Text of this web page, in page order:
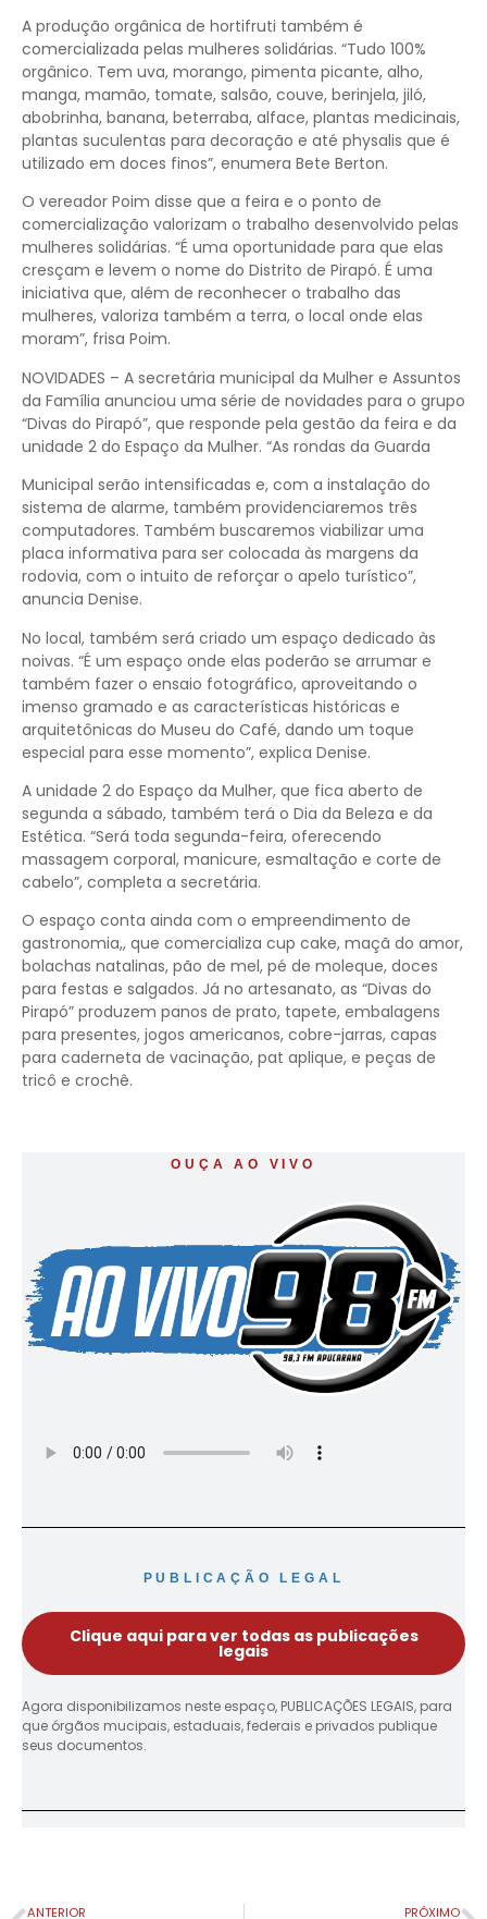
A produção orgânica de hortifruti também é
comercializada pelas mulheres solidárias. “Tudo 100%
orgânico. Tem uva, morango, pimenta picante, alho,
manga, mamão, tomate, salsão, couve, berinjela, jiló,
abobrinha, banana, beterraba, alface, plantas medicinais,
plantas suculentas para decoração e até physalis que é
utilizado em doces finos”, enumera Bete Berton.
O vereador Poim disse que a feira e o ponto de
comercialização valorizam o trabalho desenvolvido pelas
mulheres solidárias. “É uma oportunidade para que elas
cresçam e levem o nome do Distrito de Pirapó. É uma
iniciativa que, além de reconhecer o trabalho das
mulheres, valoriza também a terra, o local onde elas
moram”, frisa Poim.
NOVIDADES – A secretária municipal da Mulher e Assuntos
da Família anunciou uma série de novidades para o grupo
“Divas do Pirapó”, que responde pela gestão da feira e da
unidade 2 do Espaço da Mulher. “As rondas da Guarda
Municipal serão intensificadas e, com a instalação do
sistema de alarme, também providenciaremos três
computadores. Também buscaremos viabilizar uma
placa informativa para ser colocada às margens da
rodovia, com o intuito de reforçar o apelo turístico”,
anuncia Denise.
No local, também será criado um espaço dedicado às
noivas. “É um espaço onde elas poderão se arrumar e
também fazer o ensaio fotográfico, aproveitando o
imenso gramado e as características históricas e
arquitetônicas do Museu do Café, dando um toque
especial para esse momento”, explica Denise.
A unidade 2 do Espaço da Mulher, que fica aberto de
segunda a sábado, também terá o Dia da Beleza e da
Estética. “Será toda segunda-feira, oferecendo
massagem corporal, manicure, esmaltação e corte de
cabelo”, completa a secretária.
O espaço conta ainda com o empreendimento de
gastronomia,, que comercializa cup cake, maçã do amor,
bolachas natalinas, pão de mel, pé de moleque, doces
para festas e salgados. Já no artesanato, as “Divas do
Pirapó” produzem panos de prato, tapete, embalagens
para presentes, jogos americanos, cobre-jarras, capas
para caderneta de vacinação, pat aplique, e peças de
tricô e crochê.
OUÇA AO VIVO
PUBLICAÇÃO LEGAL
Clique aqui para ver todas as publicações
legais
Agora disponibilizamos neste espaço, PUBLICAÇÕES LEGAIS, para
que órgãos mucipais, estaduais, federais e privados publique
seus documentos.
ANTERIOR PRÓXIMO